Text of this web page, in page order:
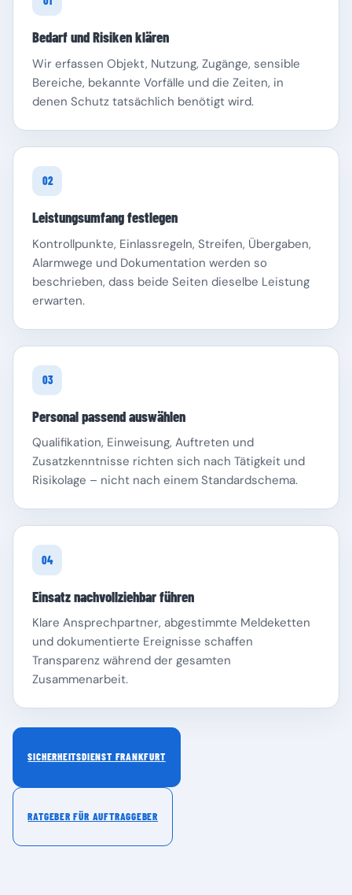
Schleswig-Holstein Thüringen
Bedarf und Risiken klären
Wir erfassen Objekt, Nutzung, Zugänge, sensible
Bereiche, bekannte Vorfälle und die Zeiten, in
denen Schutz tatsächlich benötigt wird.
02
Leistungsumfang festlegen
Kontrollpunkte, Einlassregeln, Streifen, Übergaben,
Alarmwege und Dokumentation werden so
beschrieben, dass beide Seiten dieselbe Leistung
erwarten.
03
Personal passend auswählen
Qualifikation, Einweisung, Auftreten und
Zusatzkenntnisse richten sich nach Tätigkeit und
Risikolage – nicht nach einem Standardschema.
04
Einsatz nachvollziehbar führen
Klare Ansprechpartner, abgestimmte Meldeketten
und dokumentierte Ereignisse schaffen
Transparenz während der gesamten
Zusammenarbeit.
SICHERHEITSDIENST FRANKFURT
RATGEBER FÜR AUFTRAGGEBER